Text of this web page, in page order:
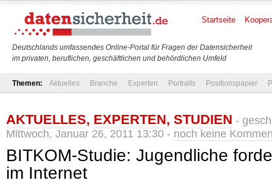
Deutschlands umfassendes Online-Portal für Fragen der Datensicherheit
im privaten, beruflichen, geschäftlichen und behördlichen Umfeld
Startseite
Themen: Aktuelles Branche Experten Portraits Positionspapier
AKTUELLES, EXPERTEN, STUDIEN -
Mittwoch, Januar 26, 2011 13:30 - noch keine
BITKOM-Studie: Jugendliche
im Internet